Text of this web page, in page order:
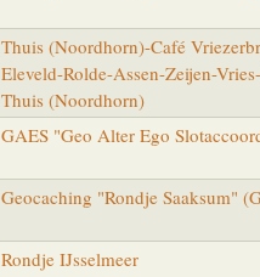
Thuis (Noordhorn)-Café
Eleveld-Rolde-Assen-Zeijen-
Thuis (Noordhorn)
GAES "Geo Alter Ego
Geocaching "Rondje Saaksum"
Rondje IJsselmeer